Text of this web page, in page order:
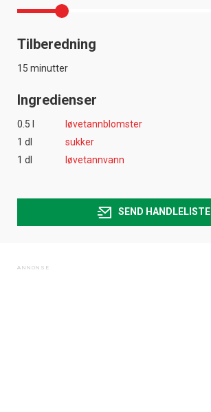
Tilberedning
15 minutter
Ingredienser
0.5 l
løvetannblomster
1 dl
sukker
1 dl
løvetannvann
SEND HANDLELISTE